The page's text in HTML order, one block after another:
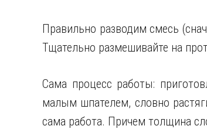
Правильно разводим смесь
Тщательно размешивайте на
Сама процесс работы:
малым шпателем, словно
сама работа. Причем толщина